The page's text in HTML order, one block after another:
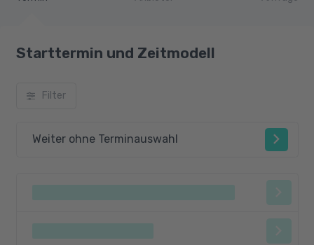
Starttermin und Zeitmodell
Filter
Weiter ohne Terminauswahl